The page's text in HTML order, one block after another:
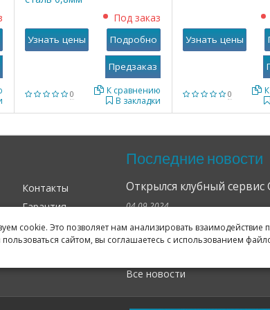
cookie. Это позволяет нам анализировать взаимодействие
сайтом, вы соглашаетесь с использованием
0
Под заказ
В закладки
К сравнению
Узнать цены Подробно
0
Узнать цены
Контакты
Гарантия
Соглашение
Последние новости
Открылся клубный сервис
04.09.2024
Отзывы о нас в Яндексе и
Все новости